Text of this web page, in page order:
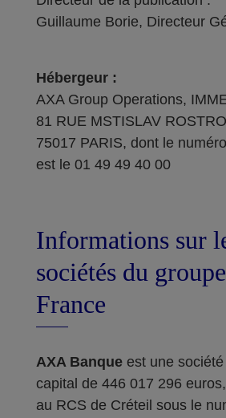
Guillaume Borie, Directeur
Hébergeur :
AXA Group Operations,
81 RUE MSTISLAV
75017 PARIS, dont le
est le 01 49 49 40 00
Informations sur
sociétés du
France
AXA Banque est une
capital de 446 017 296
au RCS de Créteil sous le